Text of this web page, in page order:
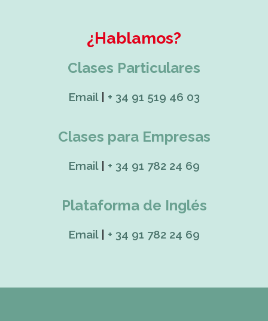
¿Hablamos?
Clases Particulares
Email| + 34 91 519 46 03
Clases para Empresas
Email| + 34 91 782 24 69
Plataforma de Inglés
Email| + 34 91 782 24 69